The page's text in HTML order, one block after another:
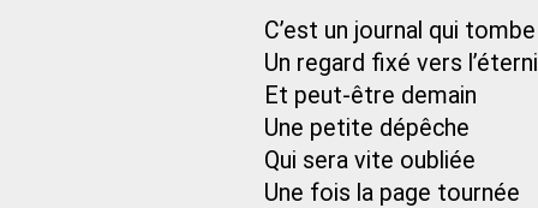
C’est un journal qui
Un regard fixé vers
Et peut-être demain
Une petite dépêche
Qui sera vite oubliée
Une fois la page tournée